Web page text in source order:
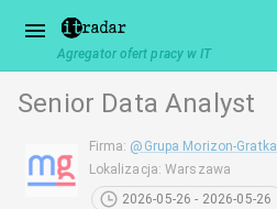
Agregator ofert pracy w IT
Senior Data Analyst
Firma: @ Grupa Morizon-Gratka
Lokalizacja:Warszawa
2026-05-26 - 2026-05-26